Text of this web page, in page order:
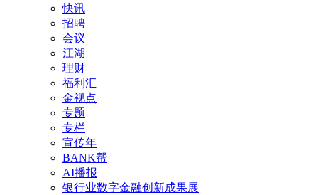
快讯
招聘
会议
江湖
理财
福利汇
金视点
专题
专栏
宣传年
BANK帮
AI播报
银行业数字金融创新成果展